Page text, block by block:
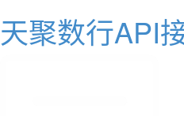
天聚数行API